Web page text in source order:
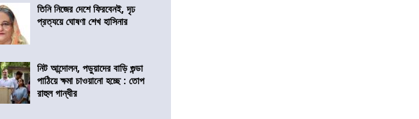
তিনি নিজের দেশে ফিরবেনই, দৃঢ
প্রত্যয়ে ঘোষণা শেখ হাসিনার
নিট আন্দোলন, পড়ুয়াদের বাড়ি গুন্ডা
পাঠিয়ে ক্ষমা চাওয়ানো হচ্ছে : তোপ
রাহুল গান্ধীর